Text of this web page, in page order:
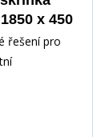
x 450
řešení pro